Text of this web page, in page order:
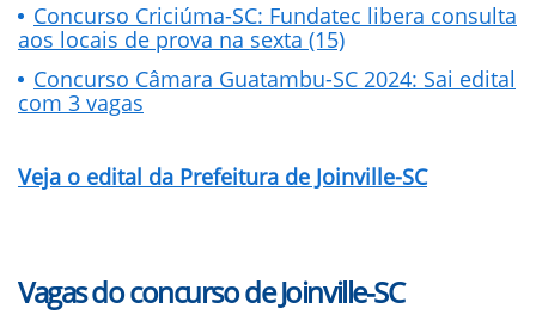
Concurso Criciúma-SC: Fundatec libera consulta
aos locais de prova na sexta (15)
Concurso Câmara Guatambu-SC 2024: Sai edital
com 3 vagas
Veja o edital da Prefeitura de Joinville-SC
Vagas do concurso de Joinville-SC